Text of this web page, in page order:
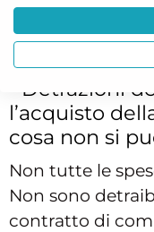
della prima
pagamenti
Detrazioni
l’acquisto
cosa non si
Non tutte le
Non sono
contratto di